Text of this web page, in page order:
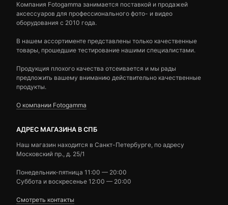
Компания Fotogamma занимается поставкой и продажей
аксессуаров для профессионального фото- и видео
оборудования с 2010 года.
В нашем ассортименте представлены только качественные
товары, прошедшие тестирование нашими специалистами.
Продукция плохого качества отсеивается и мы рады
предложить вашему вниманию действительно качественные
продукты.
О компании Fotogamma
АДРЕС МАГАЗИНА В СПБ
Наш магазин находится в Санкт-Петербурге, по адресу
Московский пр., д. 25/1
Понедельник-пятница 11:00 — 20:00
Суббота и воскресенье 12:00 — 20:00
Смотреть контакты